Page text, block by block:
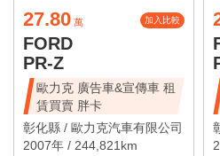
27.80 萬 加入比較
FORD
PR-Z
歐力克 廣告車&宣傳車 租
賃買賣 胖卡
彰化縣 / 歐力克汽車有限公司
2007年 / 244,821km